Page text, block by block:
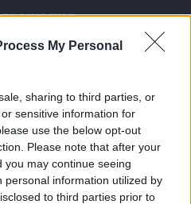
My Personal
sharing to third parties, or
sensitive information for
use the below opt-out
Please note that after your
may continue seeing
personal information utilized by
to third parties prior to
a magyar
de Trump még
tehet
1. csütörtök 01:00
az OTP: ez még az
is meglepte
1. csütörtök 01:00